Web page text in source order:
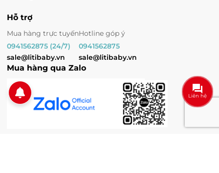
Hỗ trợ
Mua hàng trực tuyến
0941562875 (24/7)
sale@litibaby.vn
Hotline góp ý
0941562875
sale@litibaby.vn
Mua hàng qua Zalo
Liên hệ